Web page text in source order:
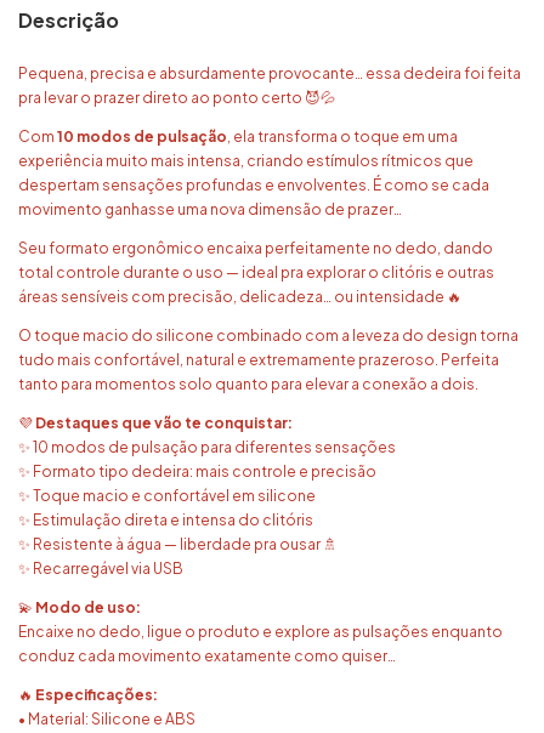
Descrição
Pequena, precisa e absurdamente provocante… essa dedeira foi feita
pra levar o prazer direto ao ponto certo 😈💦
Com 10 modos de pulsação, ela transforma o toque em uma
experiência muito mais intensa, criando estímulos rítmicos que
despertam sensações profundas e envolventes. É como se cada
movimento ganhasse uma nova dimensão de prazer…
Seu formato ergonômico encaixa perfeitamente no dedo, dando
total controle durante o uso — ideal pra explorar o clitóris e outras
áreas sensíveis com precisão, delicadeza… ou intensidade 🔥
O toque macio do silicone combinado com a leveza do design torna
tudo mais confortável, natural e extremamente prazeroso. Perfeita
tanto para momentos solo quanto para elevar a conexão a dois.
💜 Destaques que vão te conquistar:
✨ 10 modos de pulsação para diferentes sensações
✨ Formato tipo dedeira: mais controle e precisão
✨ Toque macio e confortável em silicone
✨ Estimulação direta e intensa do clitóris
✨ Resistente à água — liberdade pra ousar 🚿
✨ Recarregável via USB
💫 Modo de uso:
Encaixe no dedo, ligue o produto e explore as pulsações enquanto
conduz cada movimento exatamente como quiser…
🔥 Especificações:
• Material: Silicone e ABS